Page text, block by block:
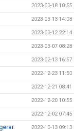
2023-03-18 10:55
2023-03-13 14:08
2023-03-12 22:14
2023-03-07 08:28
2023-02-13 16:57
2022-12-23 11:50
2022-12-21 08:41
2022-12-20 10:55
2022-12-02 07:45
2022-10-13 09:13